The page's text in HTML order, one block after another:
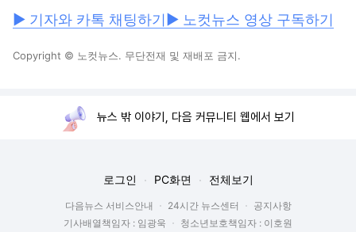
▶ 기자와 카톡 채팅하기 ▶ 노컷뉴스 영상 구독하기
Copyright © 노컷뉴스. 무단전재 및 재배포 금지.
뉴스 밖 이야기, 다음 커뮤니티 웹에서 보기
로그인 PC화면 전체보기
다음뉴스 서비스안내 24시간 뉴스센터
공지사항
기사배열책임자 : 임광욱
청소년보호책임자 : 이호원